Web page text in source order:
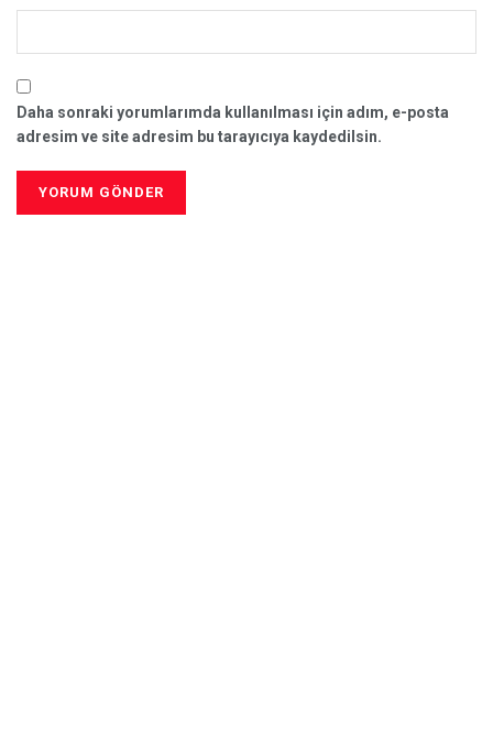
Daha sonraki yorumlarımda kullanılması için adım, e-posta
adresim ve site adresim bu tarayıcıya kaydedilsin.